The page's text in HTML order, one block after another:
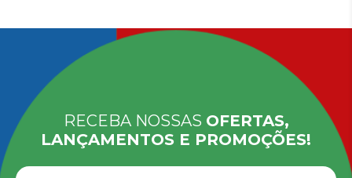
RECEBA NOSSAS OFERTAS,
LANÇAMENTOS E PROMOÇÕES!